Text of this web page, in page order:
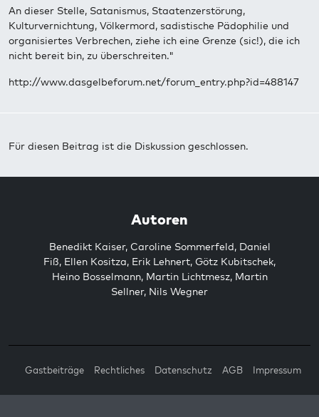
An dieser Stelle, Satanismus, Staatenzerstörung,
Kulturvernichtung, Völkermord, sadistische Pädophilie und
organisiertes Verbrechen, ziehe ich eine Grenze (sic!), die ich
nicht bereit bin, zu überschreiten."
http://www.dasgelbeforum.net/forum_entry.php?id=488147
Für diesen Beitrag ist die Diskussion geschlossen.
Autoren
Benedikt Kaiser, Caroline Sommerfeld, Daniel
Fiß, Ellen Kositza, Erik Lehnert, Götz Kubitschek,
Heino Bosselmann, Martin Lichtmesz, Martin
Sellner, Nils Wegner
Gastbeiträge Rechtliches Datenschutz AGB Impressum